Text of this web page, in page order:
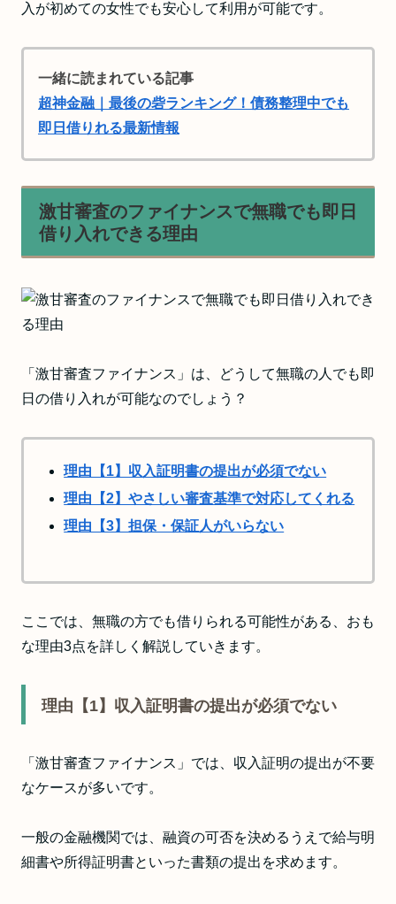
入が初めての女性でも安心して利用が可能です。
一緒に読まれている記事
超神金融｜最後の砦ランキング！債務整理中でも
即日借りれる最新情報
激甘審査のファイナンスで無職でも即日
借り入れできる理由
「激甘審査ファイナンス」は、どうして無職の人でも即
日の借り入れが可能なのでしょう？
理由【1】収入証明書の提出が必須でない
理由【2】やさしい審査基準で対応してくれる
理由【3】担保・保証人がいらない
ここでは、無職の方でも借りられる可能性がある、おも
な理由3点を詳しく解説していきます。
理由【1】収入証明書の提出が必須でない
「激甘審査ファイナンス」では、収入証明の提出が不要
なケースが多いです。
一般の金融機関では、融資の可否を決めるうえで給与明
細書や所得証明書といった書類の提出を求めます。